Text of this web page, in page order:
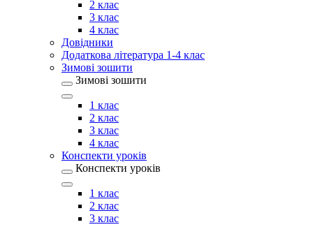
2 клас
3 клас
4 клас
Довідники
Додаткова література 1-4 клас
Зимові зошити
Зимові зошити
1 клас
2 клас
3 клас
4 клас
Конспекти уроків
Конспекти уроків
1 клас
2 клас
3 клас